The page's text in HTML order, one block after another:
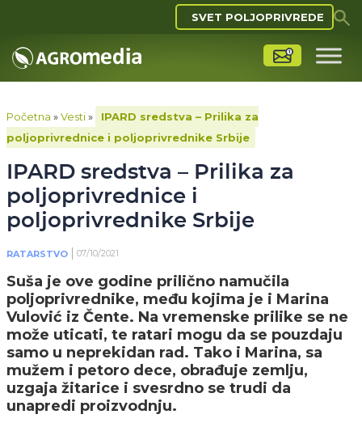
SVET POLJOPRIVREDE
Početna »Vesti»
IPARD sredstva – Prilika za
poljoprivrednice i poljoprivrednike Srbije
IPARD sredstva – Prilika za
poljoprivrednice i
poljoprivrednike Srbije
RATARSTVO 07/10/2021
Suša je ove godine prilično namučila
poljoprivrednike, među kojima je i Marina
Vulović iz Čente. Na vremenske prilike se ne
može uticati, te ratari mogu da se pouzdaju
samo u neprekidan rad. Tako i Marina, sa
mužem i petoro dece, obrađuje zemlju,
uzgaja žitarice i svesrdno se trudi da
unapredi proizvodnju.